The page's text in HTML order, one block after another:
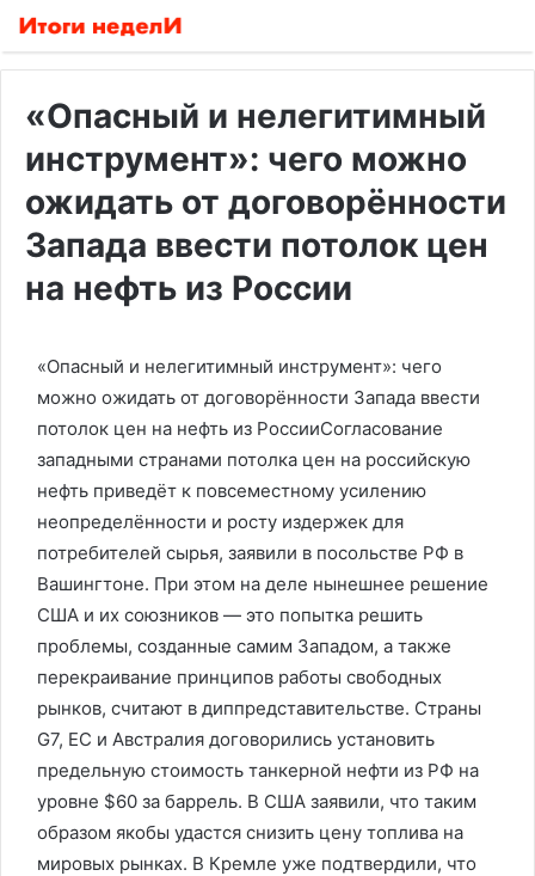
«Опасный и нелегитимный
инструмент»: чего можно
ожидать от договорённости
Запада ввести потолок цен
на нефть из России
«Опасный и нелегитимный инструмент»: чего
можно ожидать от договорённости Запада ввести
потолок цен на нефть из РоссииСогласование
западными странами потолка цен на российскую
нефть приведёт к повсеместному усилению
неопределённости и росту издержек для
потребителей сырья, заявили в посольстве РФ в
Вашингтоне. При этом на деле нынешнее решение
США и их союзников — это попытка решить
проблемы, созданные самим Западом, а также
перекраивание принципов работы свободных
рынков, считают в диппредставительстве. Страны
G7, ЕС и Австралия договорились установить
предельную стоимость танкерной нефти из РФ на
уровне $60 за баррель. В США заявили, что таким
образом якобы удастся снизить цену топлива на
мировых рынках. В Кремле уже подтвердили, что